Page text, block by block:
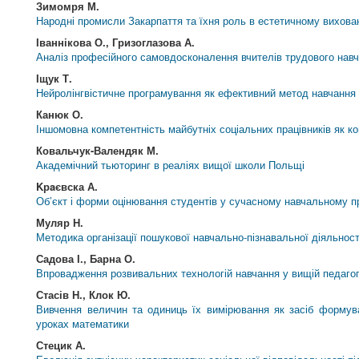
Зимомря М.
Народні промисли Закарпаття та їхня роль в естетичному
Іваннікова О., Гризоглазова А.
Аналіз професійного самовдосконалення вчителів трудового
Іщук Т.
Нейролінгвістичне програмування як ефективний метод
Канюк О.
Іншомовна компетентність майбутніх соціальних працівників як
Ковальчук-Валендяк М.
Академічний тьюторинг в реаліях вищої школи Польщі
Kрaєвска А.
Об’єкт і форми оцінювання студентів у сучасному навчальному
Муляр Н.
Методика організації пошукової навчально-пізнавальної
Садова І., Барна О.
Впровадження розвивальних технологій навчання у вищій
Стасів Н., Клок Ю.
Вивчення величин та одиниць їх вимірювання як засіб
уроках математики
Стецик А.